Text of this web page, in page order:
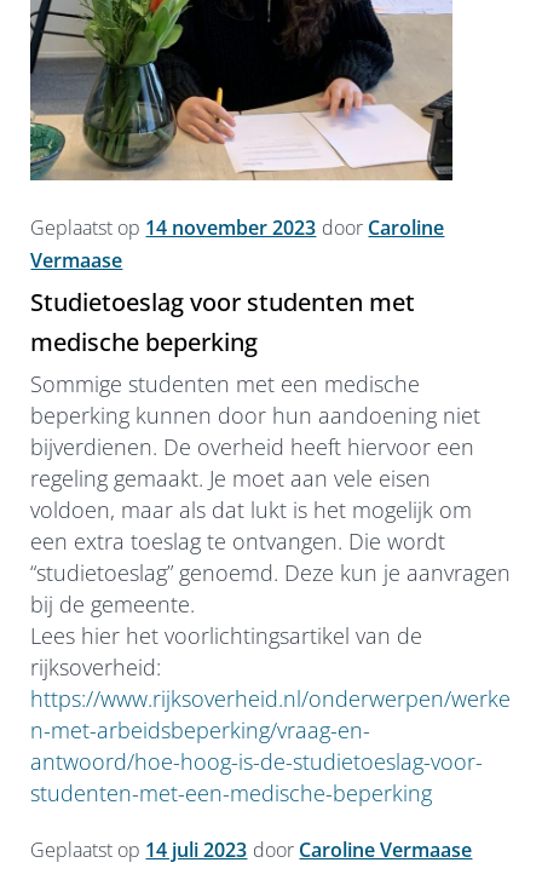
Geplaatst op 14 november 2023 door Caroline
Vermaase
Studietoeslag voor studenten met
medische beperking
Sommige studenten met een medische
beperking kunnen door hun aandoening niet
bijverdienen. De overheid heeft hiervoor een
regeling gemaakt. Je moet aan vele eisen
voldoen, maar als dat lukt is het mogelijk om
een extra toeslag te ontvangen. Die wordt
“studietoeslag” genoemd. Deze kun je aanvragen
bij de gemeente.
Lees hier het voorlichtingsartikel van de
rijksoverheid:
https://www.rijksoverheid.nl/onderwerpen/werke
n-met-arbeidsbeperking/vraag-en-
antwoord/hoe-hoog-is-de-studietoeslag-voor-
studenten-met-een-medische-beperking
Geplaatst op 14 juli 2023 door Caroline Vermaase